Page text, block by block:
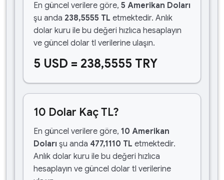
En güncel verilere göre, 5 Amerikan Doları
şu anda 238,5555 TL etmektedir. Anlık
dolar kuru ile bu değeri hızlıca hesaplayın
ve güncel dolar tl verilerine ulaşın.
5 USD = 238,5555 TRY
10 Dolar Kaç TL?
En güncel verilere göre, 10 Amerikan
Doları şu anda 477,1110 TL etmektedir.
Anlık dolar kuru ile bu değeri hızlıca
hesaplayın ve güncel dolar tl verilerine